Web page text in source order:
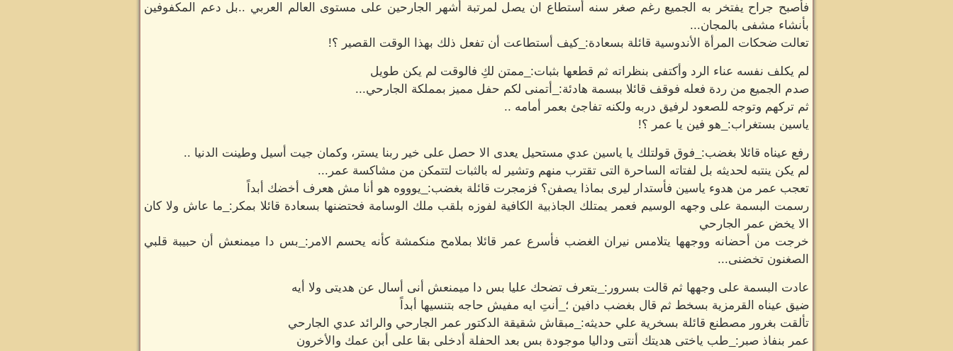
فأصبح جراح يفتخر به الجميع رغم صغر سنه أستطاع ان يصل لمرتبة أشهر الجارحين على مستوى العالم العربي ..بل دعم المكفوفين
بأنشاء مشفى بالمجان...
تعالت ضحكات المرأة الأندوسية قائلة بسعادة:_كيف أستطاعت أن تفعل ذلك بهذا الوقت القصير ؟!
لم يكلف نفسه عناء الرد وأكتفى بنظراته ثم قطعها بثبات:_ممتن لكِ فالوقت لم يكن طويل
صدم الجميع من ردة فعله فوقف قائلا ببسمة هادئة:_أتمنى لكم حفل مميز بمملكة الجارحي...
ثم تركهم وتوجه للصعود لرفيق دربه ولكنه تفاجئ بعمر أمامه ..
ياسين بستغراب:_هو فين يا عمر ؟!
رفع عيناه قائلا بغضب:_فوق قولتلك يا ياسين عدي مستحيل يعدى الا حصل على خير ربنا يستر، وكمان جيت أسيل وطينت الدنيا ..
لم يكن ينتبه لحديثه بل لفتاته الساحرة التى تقترب منهم وتشير له بالثبات لتتمكن من مشاكسة عمر...
تعجب عمر من هدوء ياسين فأستدار ليرى بماذا يصفن؟ فزمجرت قائلة بغضب:_يوووه هو أنا مش هعرف أخضك أبداً
رسمت البسمة على وجهه الوسيم فعمر يمتلك الجاذبية الكافية لفوزه بلقب ملك الوسامة فحتضنها بسعادة قائلا بمكر:_ما عاش ولا كان
الا يخض عمر الجارحي
خرجت من أحضانه ووجهها يتلامس نيران الغضب فأسرع عمر قائلا بملامح منكمشة كأنه يحسم الامر:_بس دا ميمنعش أن حبيبة قلبي
الصغنون تخضنى...
عادت البسمة على وجهها ثم قالت بسرور:_بتعرف تضحك عليا بس دا ميمنعش أنى أسال عن هديتى ولا أيه
ضيق عيناه القرمزية بسخط ثم قال بغضب دافين ؛_أنتِ ايه مفيش حاجه بتنسيها أبداً
تألقت بغرور مصطنع قائلة بسخرية علي حديثه:_مبقاش شقيقة الدكتور عمر الجارحي والرائد عدي الجارحي
عمر بنفاذ صبر:_طب ياختى هديتك أنتى وداليا موجودة بس بعد الحفلة أدخلى بقا على أبن عمك والأخرون